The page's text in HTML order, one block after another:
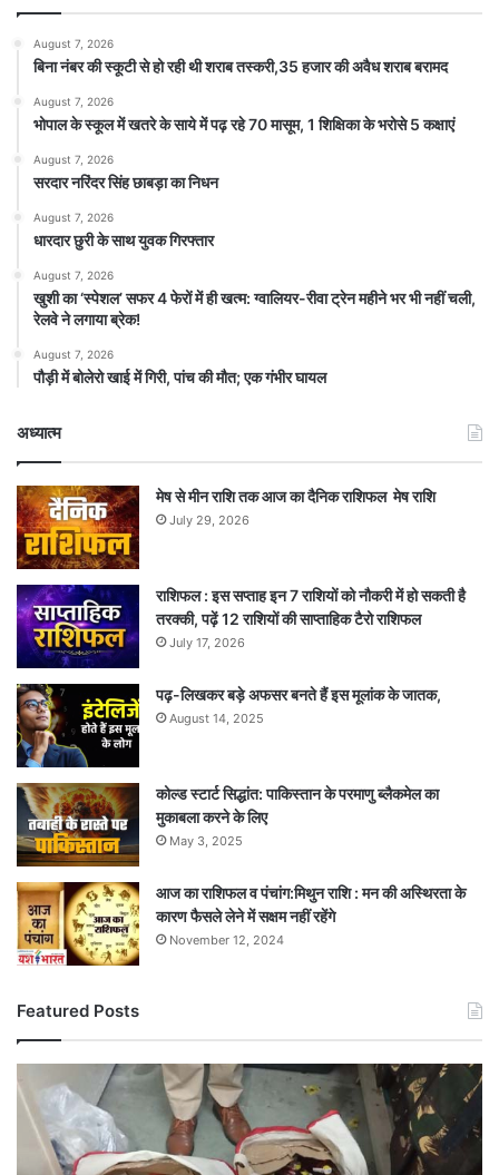
August 7, 2026
बिना नंबर की स्कूटी से हो रही थी शराब तस्करी,35 हजार की अवैध शराब बरामद
August 7, 2026
भोपाल के स्कूल में खतरे के साये में पढ़ रहे 70 मासूम, 1 शिक्षिका के भरोसे 5 कक्षाएं
August 7, 2026
सरदार नरिंदर सिंह छाबड़ा का निधन
August 7, 2026
धारदार छुरी के साथ युवक गिरफ्तार
August 7, 2026
खुशी का ‘स्पेशल’ सफर 4 फेरों में ही खत्म: ग्वालियर-रीवा ट्रेन महीने भर भी नहीं चली,
रेलवे ने लगाया ब्रेक!
August 7, 2026
पौड़ी में बोलेरो खाई में गिरी, पांच की मौत; एक गंभीर घायल
अध्यात्म
मेष से मीन राशि तक आज का दैनिक राशिफल मेष राशि
July 29, 2026
राशिफल : इस सप्ताह इन 7 राशियों को नौकरी में हो सकती है
तरक्की, पढ़ें 12 राशियों की साप्ताहिक टैरो राशिफल
July 17, 2026
पढ़-लिखकर बड़े अफसर बनते हैं इस मूलांक के जातक,
August 14, 2025
कोल्ड स्टार्ट सिद्धांत: पाकिस्तान के परमाणु ब्लैकमेल का
मुकाबला करने के लिए
May 3, 2025
आज का राशिफल व पंचांग:मिथुन राशि : मन की अस्थिरता के
कारण फैसले लेने में सक्षम नहीं रहेंगे
November 12, 2024
Featured Posts
नंबर
की
स्कूटी